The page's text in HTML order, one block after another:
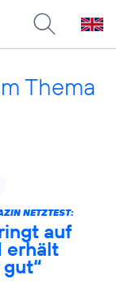
Thema
NETZTEST:
auf
erhält